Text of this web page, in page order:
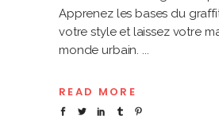
Apprenez les bases du
votre style et laissez votre
monde urbain.
READ MORE